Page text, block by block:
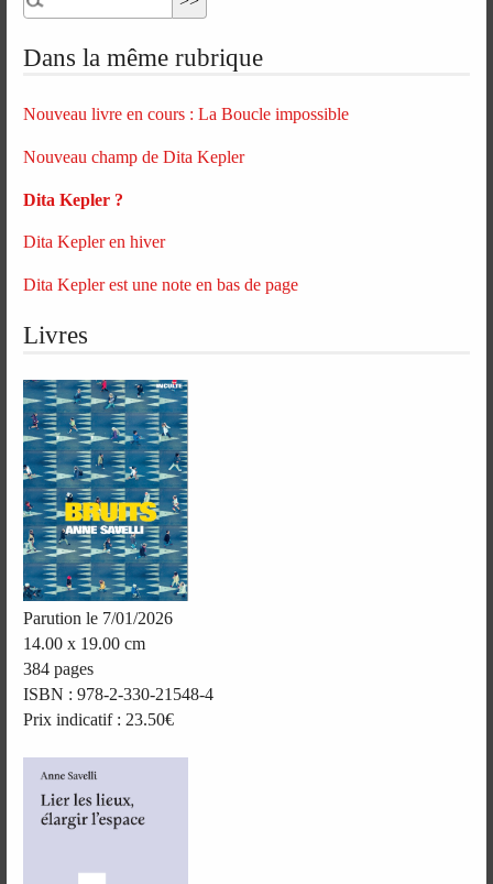
Dans la même rubrique
Nouveau livre en cours : La Boucle impossible
Nouveau champ de Dita Kepler
Dita Kepler ?
Dita Kepler en hiver
Dita Kepler est une note en bas de page
Livres
Parution le 7/01/2026
14.00 x 19.00 cm
384 pages
ISBN : 978-2-330-21548-4
Prix indicatif : 23.50€